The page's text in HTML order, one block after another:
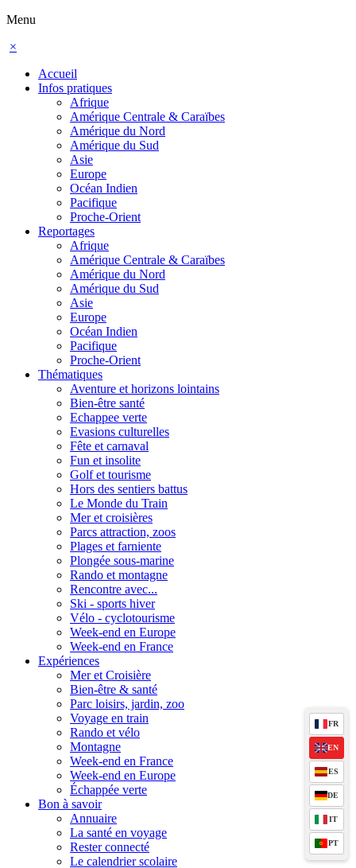
Menu
×
Accueil
Infos pratiques
Afrique
Amérique Centrale & Caraïbes
Amérique du Nord
Amérique du Sud
Asie
Europe
Océan Indien
Pacifique
Proche-Orient
Reportages
Afrique
Amérique Centrale & Caraïbes
Amérique du Nord
Amérique du Sud
Asie
Europe
Océan Indien
Pacifique
Proche-Orient
Thématiques
Aventure et horizons lointains
Bien-être santé
Echappee verte
Evasions culturelles
Fête et carnaval
Fun et insolite
Golf et tourisme
Hors des sentiers battus
Le Monde du Train
Mer et croisières
Parcs attraction, zoos
Plages et farniente
Plongée sous-marine
Rando et montagne
Rencontre avec...
Ski - sports hiver
Vélo - cyclotourisme
Week-end en Europe
Week-end en France
Expériences
Mer et Croisière
Bien-être & santé
Parc loisirs, jardin, zoo
Voyage en train
Rando et vélo
Montagne
Week-end en France
Week-end en Europe
Échappée verte
Bon à savoir
Annuaire
La santé en voyage
Rester connecté
Le calendrier scolaire
FR
EN
ES
DE
IT
PT